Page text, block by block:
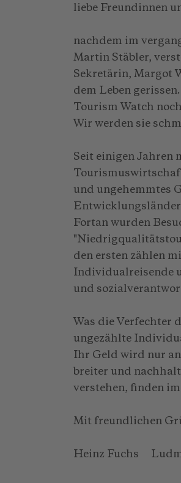
liebe Freundinnen
nachdem im
Martin Stäbler,
Sekretärin, Margot
dem Leben
Tourism Watch
Wir werden sie
Seit einigen Jahren
und ungehemmtes
Fortan wurden
den ersten zählen
Individualreisende
und
Was die Verfechter
ungezählte
Ihr Geld wird nur
breiter und
verstehen, finden
Mit freundlichen
Heinz Fuchs